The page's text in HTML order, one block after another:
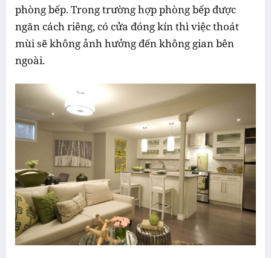
phòng bếp. Trong trường hợp phòng bếp được
ngăn cách riêng, có cửa đóng kín thì việc thoát
mùi sẽ không ảnh hưởng đến không gian bên
ngoài.